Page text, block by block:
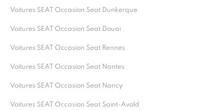
Voitures SEAT Occasion Seat Dunkerque
Voitures SEAT Occasion Seat Douai
Voitures SEAT Occasion Seat Rennes
Voitures SEAT Occasion Seat Nantes
Voitures SEAT Occasion Seat Nancy
Voitures SEAT Occasion Seat Saint-Avold